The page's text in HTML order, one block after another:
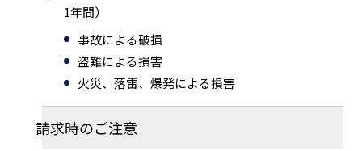
1年間）
事故による破損
盗難による損害
火災、落雷、爆発による損害
請求時のご注意